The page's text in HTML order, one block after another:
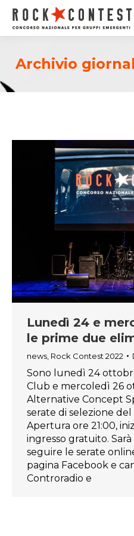
Archivio
Lunedì 24 e
le prime due
news Rock Contest 2022
Sono lunedì 24
Club e mercoledì 26
Alternative Concept
serate di selezione del
Apertura ore 21:00,
ingresso gratuito.
seguire le serate
pagina Facebook e
Controradio e